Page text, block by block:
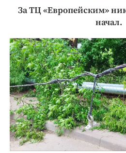
За ТЦ «Европейским»
начал.